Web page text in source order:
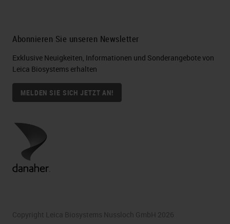
Abonnieren Sie unseren Newsletter
Exklusive Neuigkeiten, Informationen und Sonderangebote von
Leica Biosystems erhalten
MELDEN SIE SICH JETZT AN!
Copyright Leica Biosystems Nussloch GmbH 2026